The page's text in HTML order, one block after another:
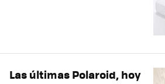
Las últimas Polaroid, hoy